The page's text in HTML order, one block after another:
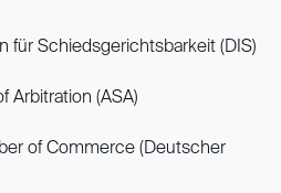
für Schiedsgerichtsbarkeit (DIS)
Arbitration (ASA)
of Commerce (Deutscher